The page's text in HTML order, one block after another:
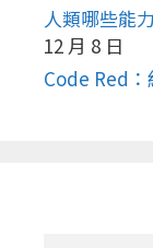
人類哪些能
12 月 8 日
Code Red：